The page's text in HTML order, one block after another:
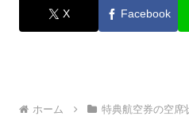
X Facebook
ホーム 特典航空券の空席